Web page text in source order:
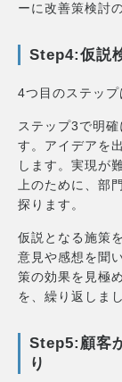
ーに改善策検討
Step4:仮説
4つ目のステップ
ステップ3で明
す。アイデアを
します。実現が
上のために、部
探ります。
仮説となる施策
意見や感想を聞
策の効果を見極
を、繰り返しま
Step5:顧客
り